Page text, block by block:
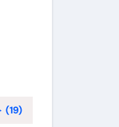
(19)